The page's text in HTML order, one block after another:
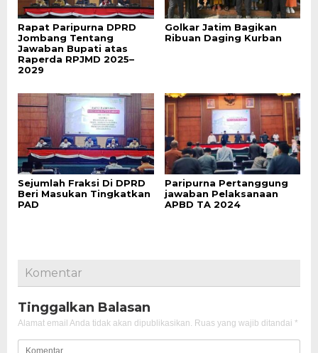
Rapat Paripurna DPRD
Jombang Tentang
Jawaban Bupati atas
Raperda RPJMD 2025–
2029
Golkar Jatim Bagikan
Ribuan Daging Kurban
Sejumlah Fraksi Di DPRD
Beri Masukan Tingkatkan
PAD
Paripurna Pertanggung
jawaban Pelaksanaan
APBD TA 2024
Komentar
Tinggalkan Balasan
Alamat email Anda tidak akan dipublikasikan. Ruas yang wajib ditandai *